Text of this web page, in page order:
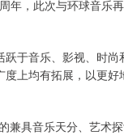
，此次与环球音乐
于音乐、影视、时
上均有拓展，以更
具音乐天分、艺术